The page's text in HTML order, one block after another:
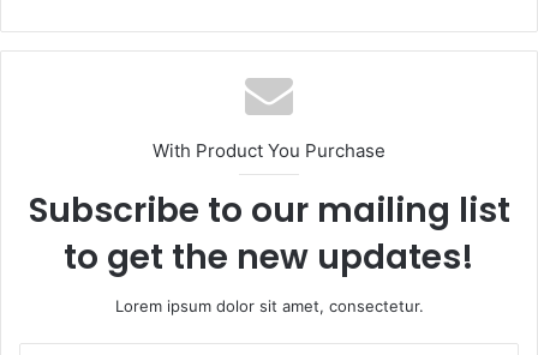
With Product You Purchase
Subscribe to our mailing list
to get the new updates!
Lorem ipsum dolor sit amet, consectetur.